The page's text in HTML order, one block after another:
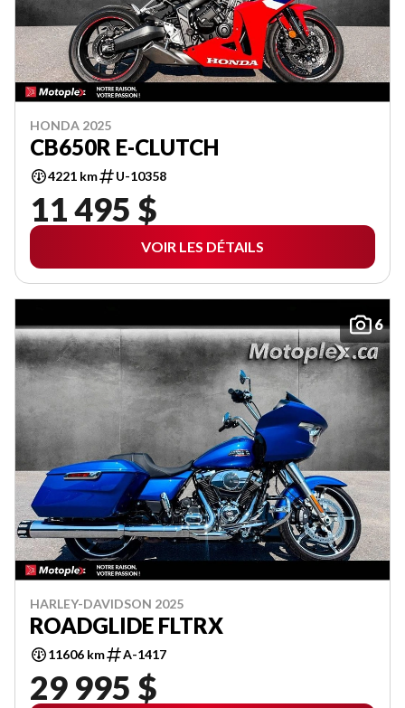
HONDA 2025
CB650R E-CLUTCH
4221 km U-10358
11 495 $
VOIR LES DÉTAILS
6
HARLEY-DAVIDSON 2025
ROADGLIDE FLTRX
11606 km A-1417
29 995 $